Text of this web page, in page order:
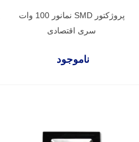
پروژکتور SMD نمانور 100 وات
سری اقتصادی
ناموجود